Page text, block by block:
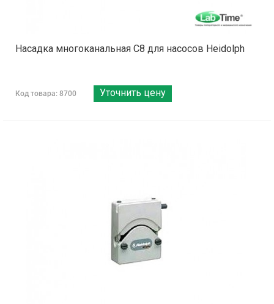
Насадка многоканальная C8 для насосов Heidolph
Код товара: 8700 Уточнить цену